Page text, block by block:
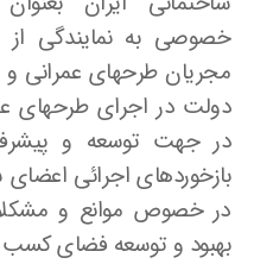
خصوصی به نمایندگی
مجریان طرحهای عمرانی
دولت در اجرای طرحهای
در جهت توسعه و
بازخوردهای اجرائی
در خصوص موانع و
بهبود و توسعه فضای کسب